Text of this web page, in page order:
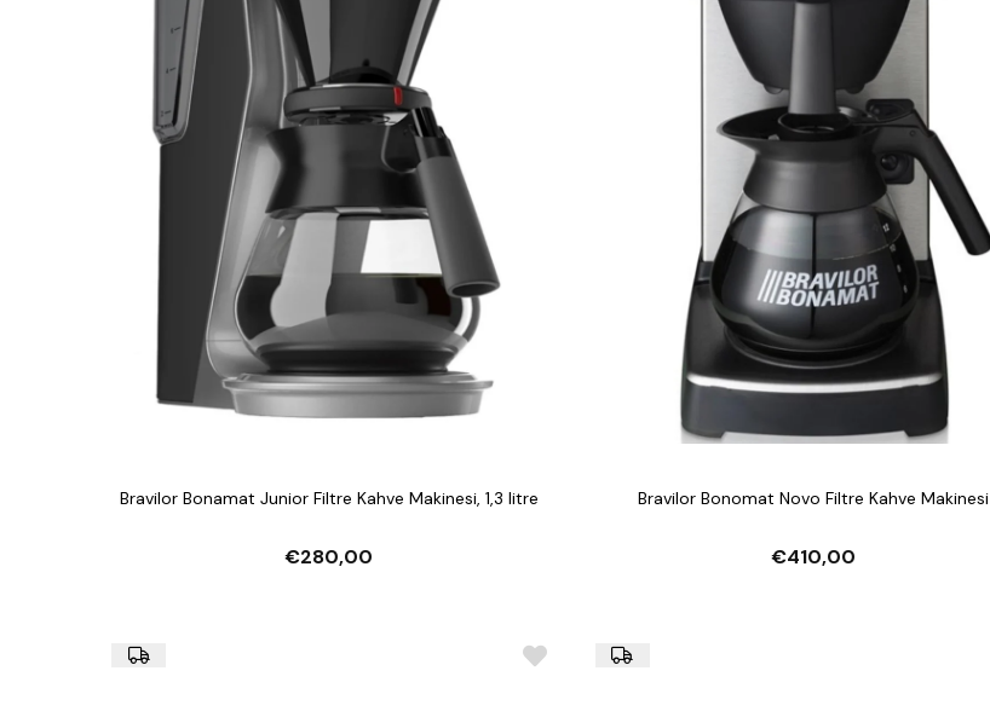
Bravilor Bonamat Junior Filtre Kahve Makinesi, 1,3 litre
€280,00
Bravilor Bonomat Novo Filtre Kahve Makinesi
€410,00